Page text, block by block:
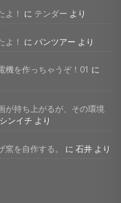
よ！ に テンダー より
よ！ に パンツアー より
機を作っちゃうぞ！01 に
が持ち上がるが、その環境
ンイチ より
を自作する。 に石井 より